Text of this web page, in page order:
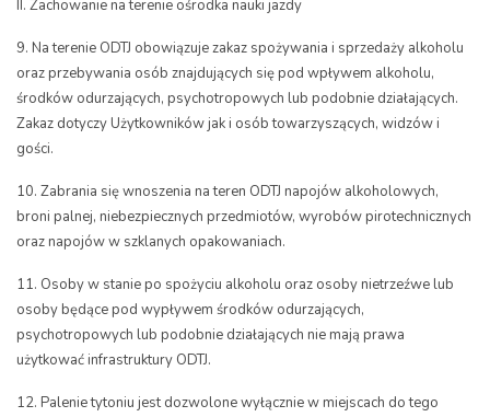
II. Zachowanie na terenie ośrodka nauki jazdy
9. Na terenie ODTJ obowiązuje zakaz spożywania i sprzedaży alkoholu
oraz przebywania osób znajdujących się pod wpływem alkoholu,
środków odurzających, psychotropowych lub podobnie działających.
Zakaz dotyczy Użytkowników jak i osób towarzyszących, widzów i
gości.
10. Zabrania się wnoszenia na teren ODTJ napojów alkoholowych,
broni palnej, niebezpiecznych przedmiotów, wyrobów pirotechnicznych
oraz napojów w szklanych opakowaniach.
11. Osoby w stanie po spożyciu alkoholu oraz osoby nietrzeźwe lub
osoby będące pod wypływem środków odurzających,
psychotropowych lub podobnie działających nie mają prawa
użytkować infrastruktury ODTJ.
12. Palenie tytoniu jest dozwolone wyłącznie w miejscach do tego